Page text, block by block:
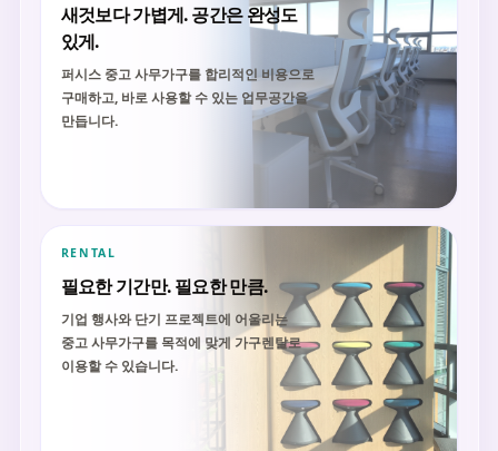
새것보다 가볍게. 공간은 완성도
있게.
퍼시스 중고 사무가구를 합리적인 비용으로
구매하고, 바로 사용할 수 있는 업무공간을
만듭니다.
RENTAL
필요한 기간만. 필요한 만큼.
기업 행사와 단기 프로젝트에 어울리는
중고 사무가구를 목적에 맞게 가구렌탈로
이용할 수 있습니다.